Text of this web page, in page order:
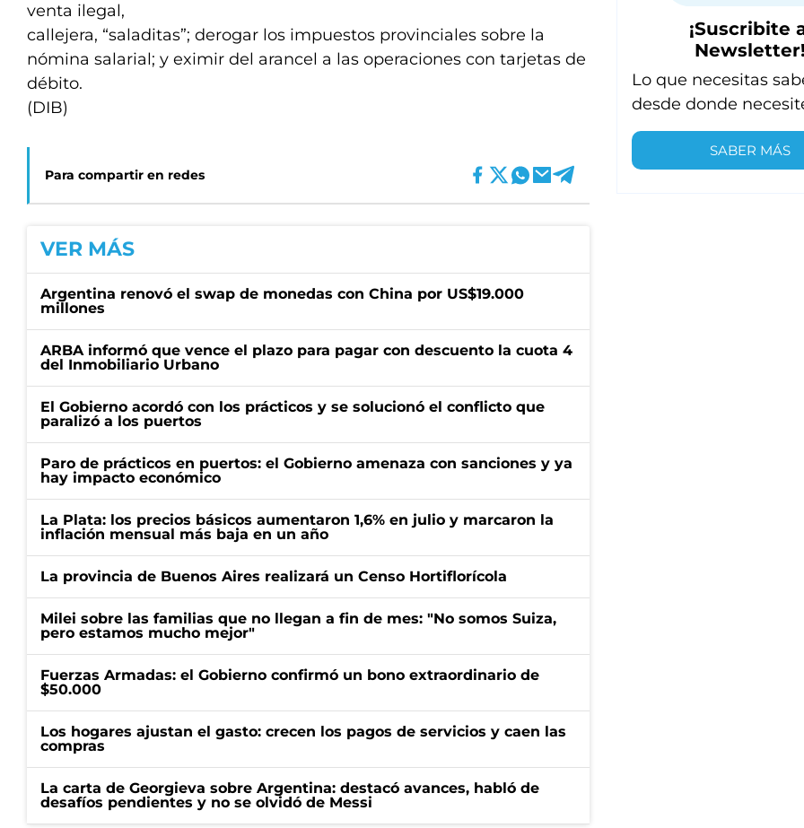
venta ilegal,
callejera, “saladitas”; derogar los impuestos provinciales sobre la
nómina salarial; y eximir del arancel a las operaciones con tarjetas de
débito.
(DIB)
Para compartir en redes
VER MÁS
Argentina renovó el swap de monedas con China por US$19.000
millones
ARBA informó que vence el plazo para pagar con descuento la cuota 4
del Inmobiliario Urbano
El Gobierno acordó con los prácticos y se solucionó el conflicto que
paralizó a los puertos
Paro de prácticos en puertos: el Gobierno amenaza con sanciones y ya
hay impacto económico
La Plata: los precios básicos aumentaron 1,6% en julio y marcaron la
inflación mensual más baja en un año
La provincia de Buenos Aires realizará un Censo Hortiflorícola
Milei sobre las familias que no llegan a fin de mes: "No somos Suiza,
pero estamos mucho mejor"
Fuerzas Armadas: el Gobierno confirmó un bono extraordinario de
$50.000
Los hogares ajustan el gasto: crecen los pagos de servicios y caen las
compras
La carta de Georgieva sobre Argentina: destacó avances, habló de
desafíos pendientes y no se olvidó de Messi
¡Suscribite
Newsletter!
Lo que necesitas
desde donde
SABER MÁS